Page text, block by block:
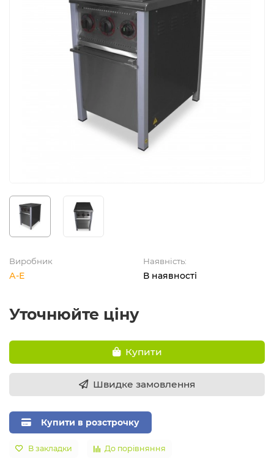
Виробник
А-Е
Наявність:
В наявності
Уточнюйте ціну
Купити
Швидке замовлення
Купити в розстрочку
В закладки До порівняння